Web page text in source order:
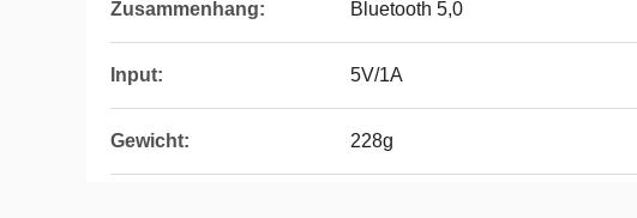
Zusammenhang: Bluetooth 5,0
Input: 5V/1A
Gewicht: 228g